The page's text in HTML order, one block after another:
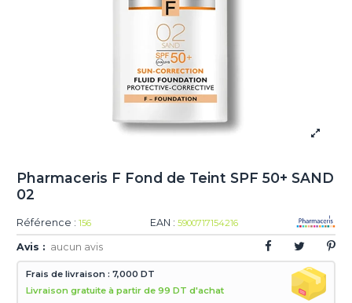
Pharmaceris F Fond de Teint SPF 50+ SAND
02
Référence : 156 EAN : 5900717154216
Avis : aucun avis
Frais de livraison : 7,000 DT
Livraison gratuite à partir de 99 DT d'achat